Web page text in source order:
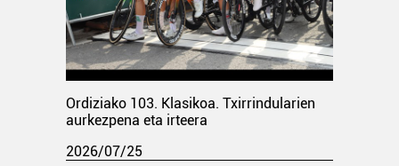
Ordiziako 103. Klasikoa. Txirrindularien
aurkezpena eta irteera
2026/07/25